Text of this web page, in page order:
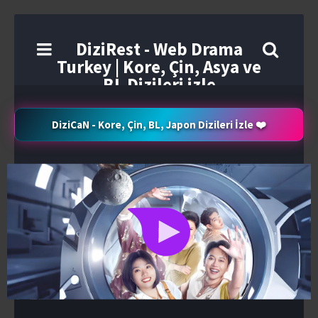
DiziRest - Web Drama
Turkey | Kore, Çin, Asya ve
BL Dizileri izle
DiziCaN - Kore, Çin, BL, Japon Dizileri İzle ❤️